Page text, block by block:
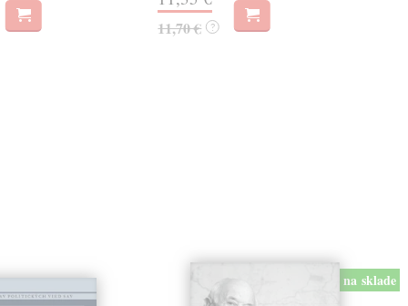
11,70 € ?
na sklade